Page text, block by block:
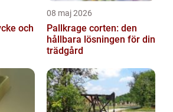
08 maj 2026
Pallkrage corten: den
hållbara lösningen för din
trädgård